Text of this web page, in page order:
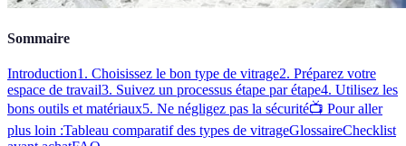
Sommaire
Introduction1. Choisissez le bon type de vitrage2. Préparez votre
espace de travail3. Suivez un processus étape par étape4. Utilisez les
bons outils et matériaux5. Ne négligez pas la sécurité📺 Pour aller
plus loin :Tableau comparatif des types de vitrageGlossaireChecklist